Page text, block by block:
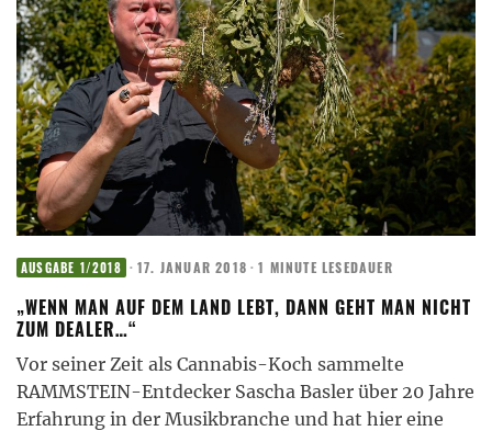
AUSGABE 1/2018 · 17. JANUAR 2018 · 1 MINUTE LESEDAUER
„WENN MAN AUF DEM LAND LEBT, DANN GEHT MAN NICHT
ZUM DEALER…“
Vor seiner Zeit als Cannabis-Koch sammelte
RAMMSTEIN-Entdecker Sascha Basler über 20 Jahre
Erfahrung in der Musikbranche und hat hier eine